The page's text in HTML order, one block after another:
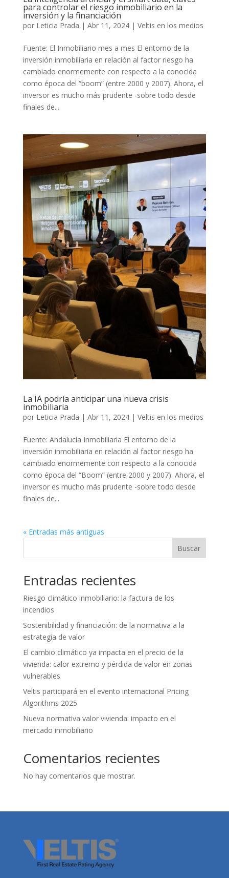
para controlar el riesgo inmobiliario en la
inversión y la financiación
por Leticia Prada | Abr 11, 2024| Veltis en los medios
Fuente: El Inmobiliario mes a mes El entorno de la
inversión inmobiliaria en relación al factor riesgo ha
cambiado enormemente con respecto a la conocida
como época del “boom” (entre 2000 y 2007). Ahora, el
inversor es mucho más prudente -sobre todo desde
finales de...
La IA podría anticipar una nueva crisis
inmobiliaria
por Leticia Prada | Abr 11, 2024| Veltis en los medios
Fuente: Andalucía Inmobiliaria El entorno de la
inversión inmobiliaria en relación al factor riesgo ha
cambiado enormemente con respecto a la conocida
como época del “Boom” (entre 2000 y 2007). Ahora, el
inversor es mucho más prudente -sobre todo desde
finales de...
« Entradas más antiguas
Buscar
Entradas recientes
Riesgo climático inmobiliario: la factura de los
incendios
Sostenibilidad y financiación: de la normativa a la
estrategia de valor
El cambio climático ya impacta en el precio de la
vivienda: calor extremo y pérdida de valor en zonas
vulnerables
Veltis participará en el evento internacional Pricing
Algorithms 2025
Nueva normativa valor vivienda: impacto en el
mercado inmobiliario
Comentarios recientes
No hay comentarios que mostrar.